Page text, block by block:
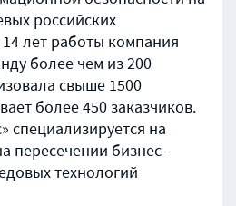
российских
лет работы компания
более чем из 200
свыше 1500
более 450 заказчиков.
специализируется на
пересечении бизнес-
технологий